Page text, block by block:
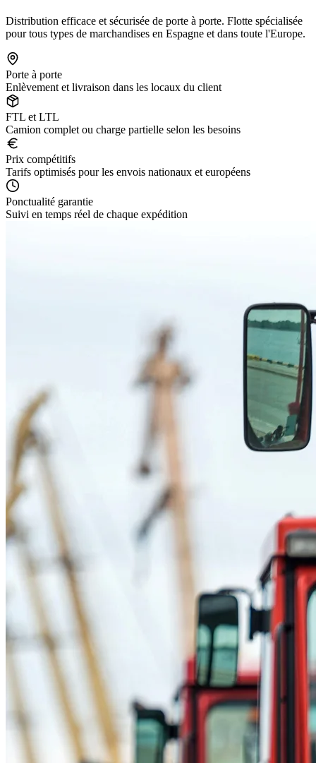
Distribution efficace et sécurisée de porte à porte. Flotte spécialisée
pour tous types de marchandises en Espagne et dans toute l'Europe.
Porte à porte
Enlèvement et livraison dans les locaux du client
FTL et LTL
Camion complet ou charge partielle selon les besoins
Prix compétitifs
Tarifs optimisés pour les envois nationaux et européens
Ponctualité garantie
Suivi en temps réel de chaque expédition